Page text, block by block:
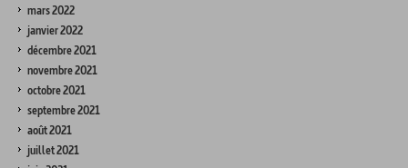
mars 2022
janvier 2022
décembre 2021
novembre 2021
octobre 2021
septembre 2021
août 2021
juillet 2021